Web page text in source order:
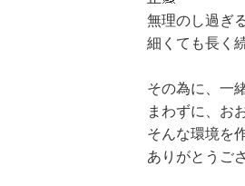
無理のし過ぎ
細くても長く
その為に、一
まわずに、お
そんな環境を
ありがとうご